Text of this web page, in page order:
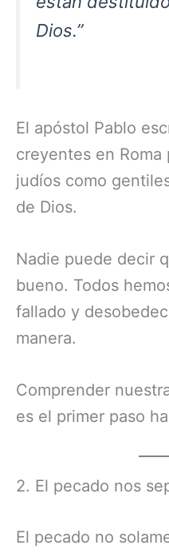
Dios.”
El apóstol Pablo
creyentes en
judíos como
de Dios.
Nadie puede decir
bueno. Todos
fallado y
manera.
Comprender
es el primer paso
2. El pecado nos
El pecado no